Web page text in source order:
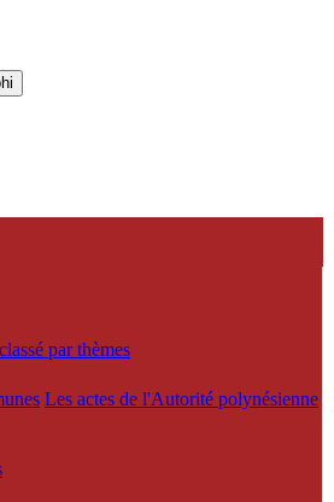
par thèmes
Les actes de l'Autorité polynésienne